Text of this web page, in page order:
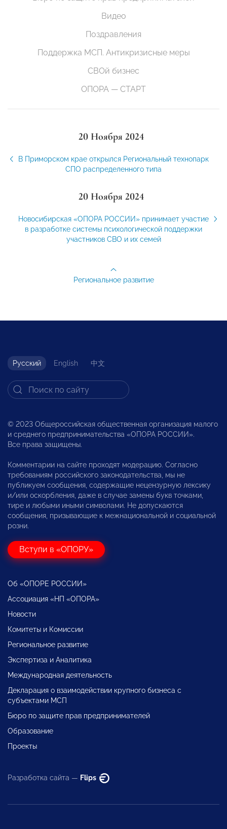
Видео
Поздравления
Поддержка МСП. Антикризисные меры
СВОй бизнес
ОПОРА — СТАРТ
20 Ноября 2024
В Приморском крае открылся Региональный технопарк
СПО распределенного типа
20 Ноября 2024
Новосибирская «ОПОРА РОССИИ» принимает участие
в разработке системы психологической поддержки
участников СВО и их семей
Региональное развитие
Русский English 中文
© 2023 Общероссийская общественная организация малого
и среднего предпринимательства «ОПОРА РОССИИ».
Все права защищены.
Комментарии на сайте проходят модерацию. Согласно
требованиям российского законодательства, мы не
публикуем сообщения, содержащие нецензурную лексику
и/или оскорбления, даже в случае замены букв точками,
тире и любыми иными символами. Не допускаются
сообщения, призывающие к межнациональной и социальной
розни.
Вступи в «ОПОРУ»
Об «ОПОРЕ РОССИИ»
Ассоциация «НП «ОПОРА»
Новости
Комитеты и Комиссии
Региональное развитие
Экспертиза и Аналитика
Международная деятельность
Декларация о взаимодействии крупного бизнеса с
субъектами МСП
Бюро по защите прав предпринимателей
Образование
Проекты
Разработка сайта — Flips